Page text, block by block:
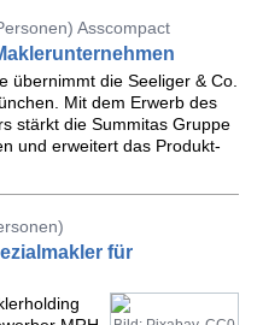
Asscompact
übernimmt die Seeliger & Co.
Mit dem Erwerb des
stärkt die Summitas Gruppe
und erweitert das Produkt-
für